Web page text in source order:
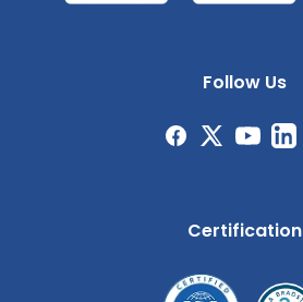
Follow Us
Certification